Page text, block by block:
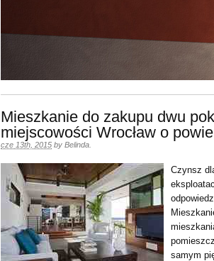
Mieszkanie do zakupu dwu
miejscowości Wrocław o
cze 13th, 2015 by Belinda
Czynsz
samym